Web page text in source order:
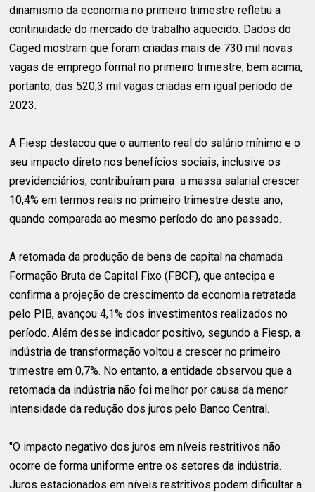
dinamismo da economia no primeiro trimestre refletiu a
continuidade do mercado de trabalho aquecido. Dados do
Caged mostram que foram criadas mais de 730 mil novas
vagas de emprego formal no primeiro trimestre, bem acima,
portanto, das 520,3 mil vagas criadas em igual período de
2023.
A Fiesp destacou que o aumento real do salário mínimo e o
seu impacto direto nos benefícios sociais, inclusive os
previdenciários, contribuíram para a massa salarial crescer
10,4% em termos reais no primeiro trimestre deste ano,
quando comparada ao mesmo período do ano passado.
A retomada da produção de bens de capital na chamada
Formação Bruta de Capital Fixo (FBCF), que antecipa e
confirma a projeção de crescimento da economia retratada
pelo PIB, avançou 4,1% dos investimentos realizados no
período. Além desse indicador positivo, segundo a Fiesp, a
indústria de transformação voltou a crescer no primeiro
trimestre em 0,7%. No entanto, a entidade observou que a
retomada da indústria não foi melhor por causa da menor
intensidade da redução dos juros pelo Banco Central.
"O impacto negativo dos juros em níveis restritivos não
ocorre de forma uniforme entre os setores da indústria.
Juros estacionados em níveis restritivos podem dificultar a